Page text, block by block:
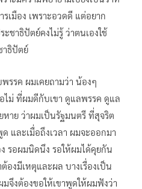
รเมือง เพราะอวดดี แต่อยาก
ชาธิปัตย์คงไม่รู้ ว่าตนเองใช้
าธิปัตย์
รรค ผมเคยถามว่า น้องๆ
ม่ ที่ผมดีกับเขา ดูแลพรรค​ ดูแล
หาย ว่าผมเป็นรัฐมนตรี ที่สุจริต
และเมื่อถึงเวลา ผมจะออกมา
รอผมนิดนึง รอให้ผมได้คุยกัน
องมีเหตุและผล บางเรื่องเป็น
จึงต้องขอให้เขาพูดให้ผมฟังว่า